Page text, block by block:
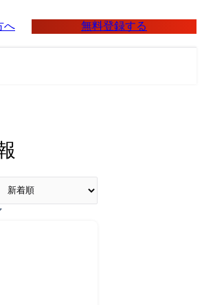
へ 無料登録する